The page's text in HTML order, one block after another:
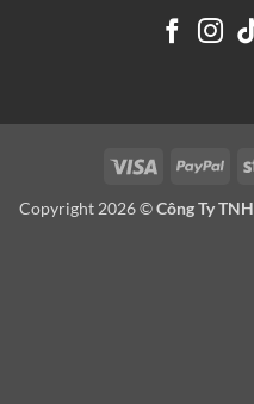
Visa
Copyright 2026 ©Công Ty